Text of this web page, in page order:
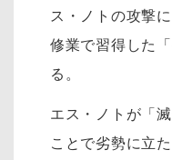
ス・ノトの攻撃
修業で習得した
る。
エス・ノトが「
ことで劣勢に立